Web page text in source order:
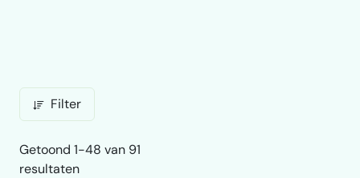
Filter
Getoond 1-48 van 91
resultaten